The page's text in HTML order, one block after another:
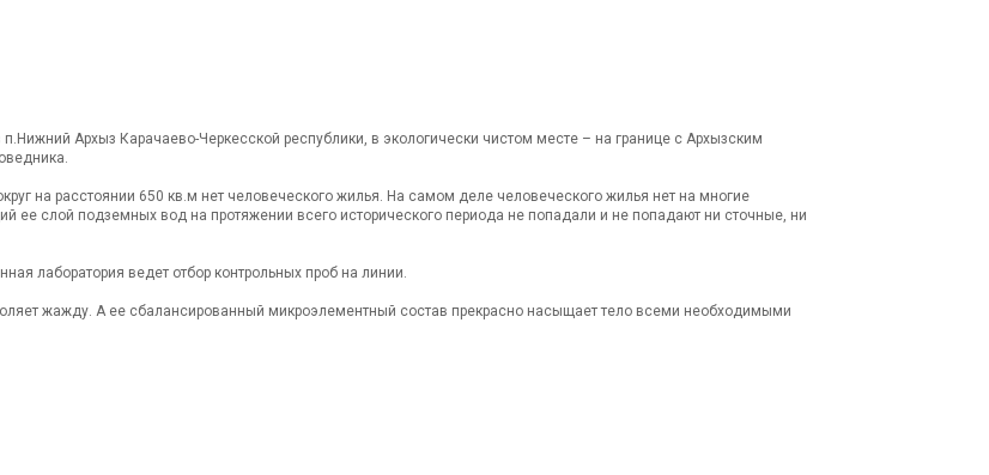
Архыз Карачаево-Черкесской республики, в экологически чистом месте – на границе с Архызским
на расстоянии 650 кв.м нет человеческого жилья. На самом деле человеческого жилья нет на многие
ее слой подземных вод на протяжении всего исторического периода не попадали и не попадают ни сточные, ни
лаборатория ведет отбор контрольных проб на линии.
жажду. А ее сбалансированный микроэлементный состав прекрасно насыщает тело всеми необходимыми